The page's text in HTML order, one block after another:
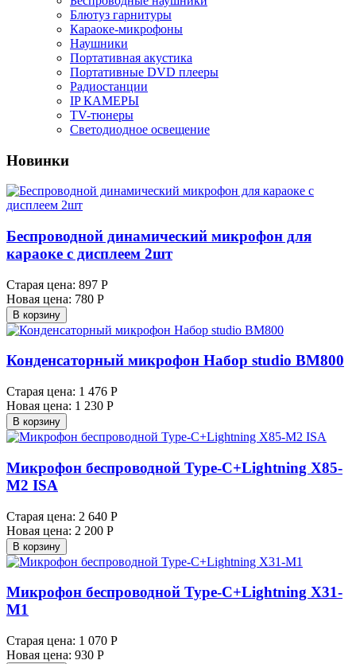
Блютуз гарнитуры
Караоке-микрофоны
Наушники
Портативная акустика
Портативные DVD плееры
Радиостанции
IP КАМЕРЫ
TV-тюнеры
Светодиодное освещение
Новинки
Беспроводной динамический микрофон для
караоке с дисплеем 2шт
Старая цена: 897 Р
Новая цена: 780 Р
В корзину
Конденсаторный микрофон Набор studio BM800
Старая цена: 1 476 Р
Новая цена: 1 230 Р
В корзину
Микрофон беспроводной Type-C+Lightning X85-
M2 ISA
Старая цена: 2 640 Р
Новая цена: 2 200 Р
В корзину
Микрофон беспроводной Type-C+Lightning X31-
M1
Старая цена: 1 070 Р
Новая цена: 930 Р